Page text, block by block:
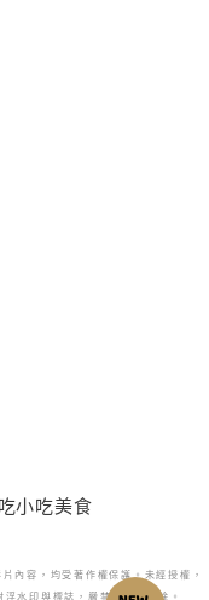
內容，均受著作權保護。未經授權，
水印與標誌，嚴禁更改或移除。